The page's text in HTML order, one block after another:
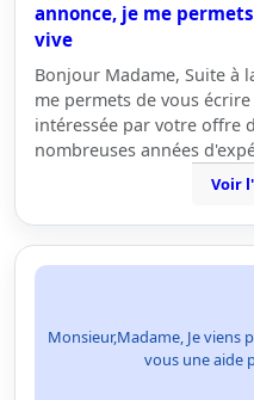
annonce, je me
vive
Bonjour Madame, Suite à
me permets de vous
intéressée par votre offre
nombreuses années
Voir
Monsieur,Madame, Je viens
vous une aide